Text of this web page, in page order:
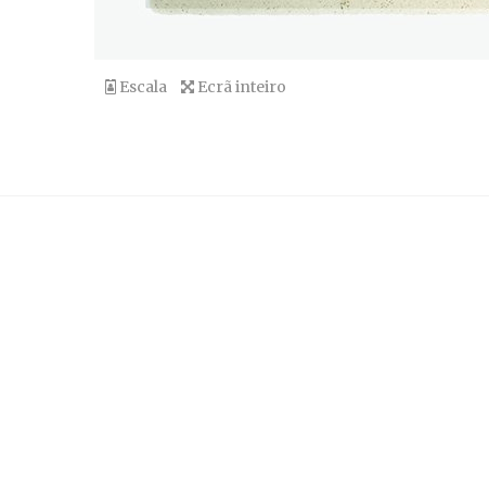
Escala Ecrã inteiro